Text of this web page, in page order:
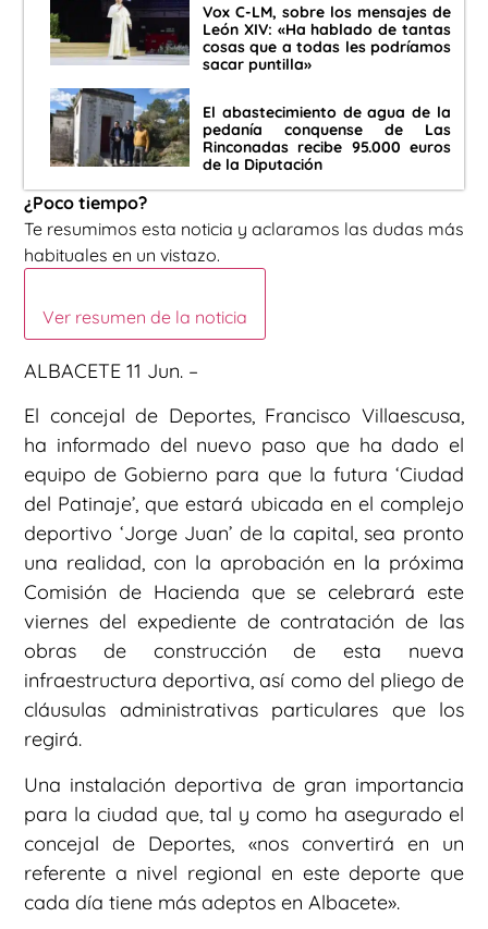
Vox C-LM, sobre los mensajes de
León XIV: «Ha hablado de tantas
cosas que a todas les podríamos
sacar puntilla»
El abastecimiento de agua de la
pedanía conquense de Las
Rinconadas recibe 95.000 euros
de la Diputación
¿Poco tiempo?
Te resumimos esta noticia y aclaramos las dudas más
habituales en un vistazo.
Ver resumen de la noticia
ALBACETE 11 Jun. –
El concejal de Deportes, Francisco Villaescusa,
ha informado del nuevo paso que ha dado el
equipo de Gobierno para que la futura ‘Ciudad
del Patinaje’, que estará ubicada en el complejo
deportivo ‘Jorge Juan’ de la capital, sea pronto
una realidad, con la aprobación en la próxima
Comisión de Hacienda que se celebrará este
viernes del expediente de contratación de las
obras de construcción de esta nueva
infraestructura deportiva, así como del pliego de
cláusulas administrativas particulares que los
regirá.
Una instalación deportiva de gran importancia
para la ciudad que, tal y como ha asegurado el
concejal de Deportes, «nos convertirá en un
referente a nivel regional en este deporte que
cada día tiene más adeptos en Albacete».